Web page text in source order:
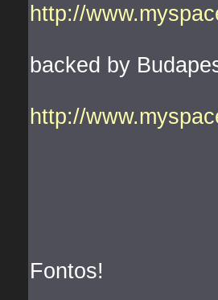
http://
backed by
http://
Fontos!